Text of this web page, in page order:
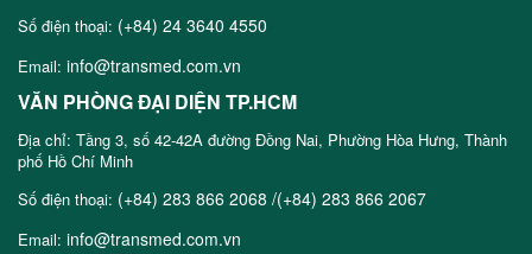
Số điện thoại: (+84) 24 3640 4550
Email: info@transmed.com.vn
VĂN PHÒNG ĐẠI DIỆN TP.HCM
Địa chỉ: Tầng 3, số 42-42A đường Đồng Nai, Phường Hòa Hưng, Thành
phố Hồ Chí Minh
Số điện thoại: (+84) 283 866 2068 /(+84) 283 866 2067
Email: info@transmed.com.vn